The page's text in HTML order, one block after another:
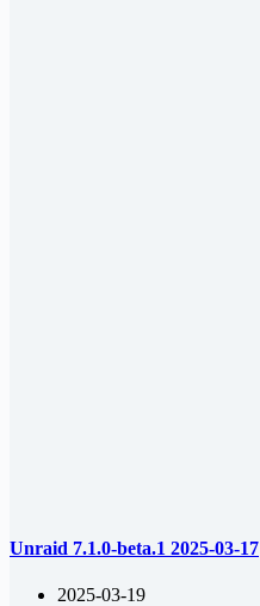
Unraid 7.1.0-beta.1 2025-03-17
2025-03-19